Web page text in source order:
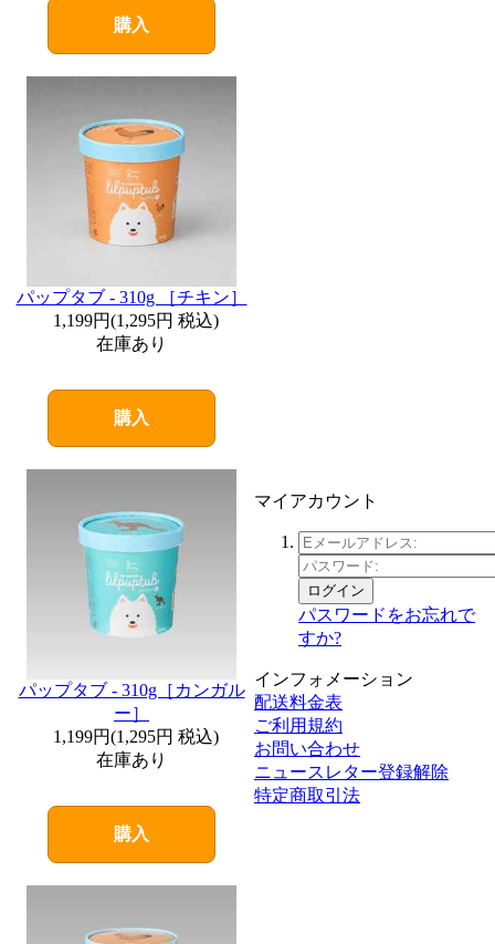
購入
パップタブ - 310g ［チキン］
1,199円(1,295円 税込)
在庫あり
購入
パップタブ - 310g［カンガル
ー］
1,199円(1,295円 税込)
在庫あり
購入
マイアカウント
ログイン
パスワードをお忘れで
すか?
インフォメーション
配送料金表
ご利用規約
お問い合わせ
ニュースレター登録解除
特定商取引法